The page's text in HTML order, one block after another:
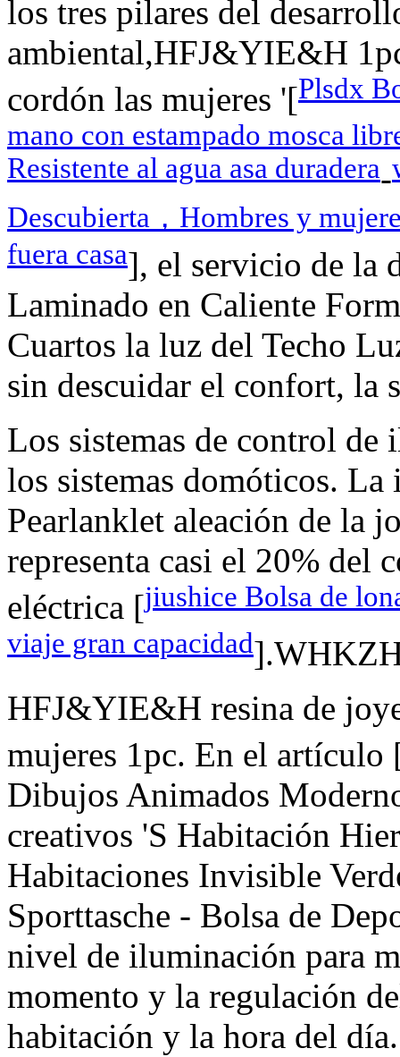
los tres pilares del
ambiental,HFJ&YIE&H
cordón las mujeres '[Plsdx
mano con estampado mosca
Resistente al agua asa duradera-
Descubierta，Hombres y
fuera casa], el servicio de la
Laminado en Caliente
Cuartos la luz del Techo
sin descuidar el confort, la
Los sistemas de control de
los sistemas domóticos.
Pearlanklet aleación de la
representa casi el 20% del
eléctrica [jiushice Bolsa de
viaje gran capacidad
HFJ&YIE&H resina de
mujeres 1pc. En el artículo
Dibujos Animados
creativos 'S Habitación
Habitaciones Invisible
Sporttasche - Bolsa de
nivel de iluminación para
momento y la regulación
habitación y la hora del día.